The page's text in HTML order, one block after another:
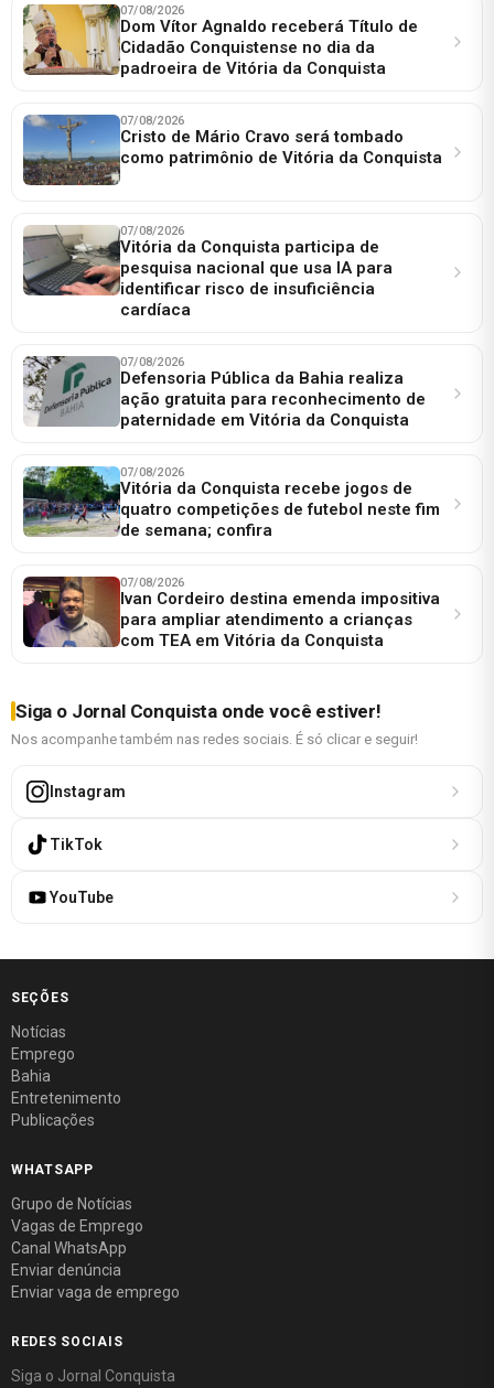
07/08/2026
Dom Vítor Agnaldo receberá Título de
Cidadão Conquistense no dia da
padroeira de Vitória da Conquista
07/08/2026
Cristo de Mário Cravo será tombado
como patrimônio de Vitória da Conquista
07/08/2026
Vitória da Conquista participa de
pesquisa nacional que usa IA para
identificar risco de insuficiência
cardíaca
07/08/2026
Defensoria Pública da Bahia realiza
ação gratuita para reconhecimento de
paternidade em Vitória da Conquista
07/08/2026
Vitória da Conquista recebe jogos de
quatro competições de futebol neste fim
de semana; confira
07/08/2026
Ivan Cordeiro destina emenda impositiva
para ampliar atendimento a crianças
com TEA em Vitória da Conquista
Siga o Jornal Conquista onde você estiver!
Nos acompanhe também nas redes sociais. É só clicar e seguir!
Instagram
TikTok
YouTube
SEÇÕES
Notícias
Emprego
Bahia
Entretenimento
Publicações
WHATSAPP
Grupo de Notícias
Vagas de Emprego
Canal WhatsApp
Enviar denúncia
Enviar vaga de emprego
REDES SOCIAIS
Siga o Jornal Conquista